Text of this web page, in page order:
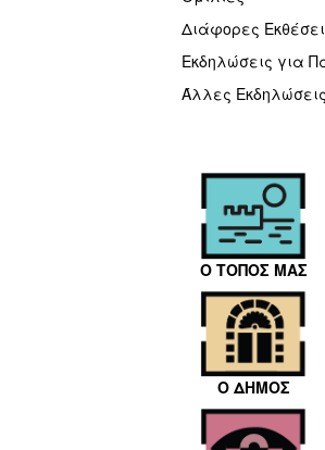
Διάφορες
Εκδηλώσεις για
Άλλες Εκδηλώσεις
Ο ΤΟΠΟΣ ΜΑΣ
Ο ΔΗΜΟΣ